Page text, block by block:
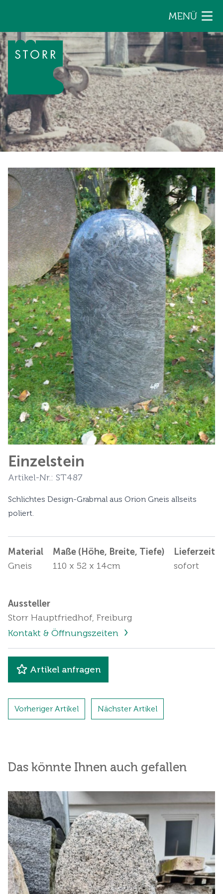
MENÜ
Einzelstein
Artikel-Nr.: ST487
Schlichtes Design-Grabmal aus Orion Gneis allseits
poliert.
Material
Gneis
Maße (Höhe, Breite, Tiefe)
110 x 52 x 14cm
Lieferzeit
sofort
Aussteller
Storr Hauptfriedhof, Freiburg
Kontakt & Öffnungszeiten
Artikel anfragen
Vorheriger Artikel Nächster Artikel
Das könnte Ihnen auch gefallen